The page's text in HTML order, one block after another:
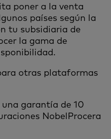
poner a la venta
países según la
tu subsidiaria de
la gama de
otras plataformas
garantía de 10
NobelProcera